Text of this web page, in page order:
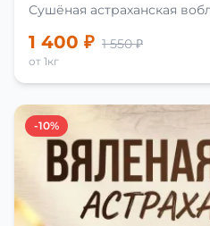
Сушёная астраханская
1 400 ₽ 1 550 ₽
от 1кг
-10%